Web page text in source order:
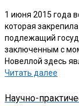
1 июня 2015 года
которая
подлежащий
заключенным с
Новеллой здесь
Читать далее
Научно-